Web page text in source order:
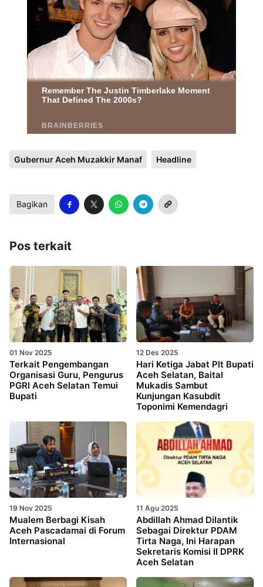
Gubernur Aceh Muzakkir Manaf Headline
Bagikan
Pos terkait
01 Nov 2025
Terkait Pengembangan
Organisasi Guru, Pengurus
PGRI Aceh Selatan Temui
Bupati
12 Des 2025
Hari Ketiga Jabat Plt Bupati
Aceh Selatan, Baital
Mukadis Sambut
Kunjungan Kasubdit
Toponimi Kemendagri
19 Nov 2025
Mualem Berbagi Kisah
Aceh Pascadamai di Forum
Internasional
11 Agu 2025
Abdillah Ahmad Dilantik
Sebagai Direktur PDAM
Tirta Naga, Ini Harapan
Sekretaris Komisi II DPRK
Aceh Selatan